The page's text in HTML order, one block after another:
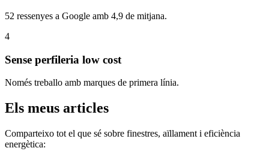
52 ressenyes a Google amb 4,9 de mitjana.
4
Sense perfileria low cost
Només treballo amb marques de primera línia.
Els meus articles
Comparteixo tot el que sé sobre finestres, aïllament i eficiència
energètica: